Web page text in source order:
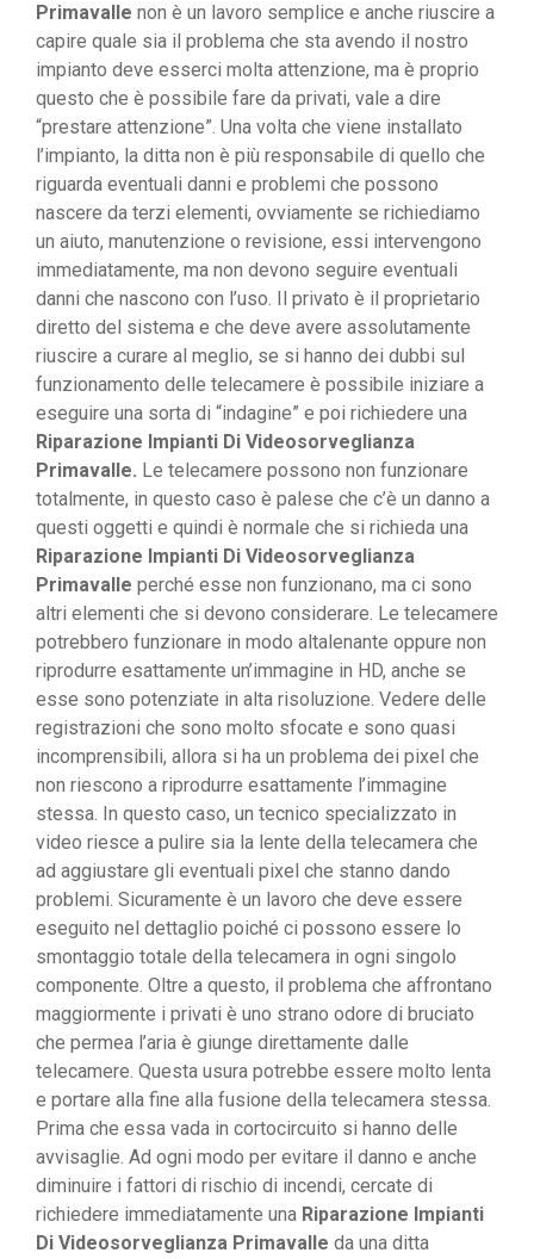
Primavalle non è un lavoro semplice e anche riuscire a
capire quale sia il problema che sta avendo il nostro
impianto deve esserci molta attenzione, ma è proprio
questo che è possibile fare da privati, vale a dire
“prestare attenzione”. Una volta che viene installato
l’impianto, la ditta non è più responsabile di quello che
riguarda eventuali danni e problemi che possono
nascere da terzi elementi, ovviamente se richiediamo
un aiuto, manutenzione o revisione, essi intervengono
immediatamente, ma non devono seguire eventuali
danni che nascono con l’uso. Il privato è il proprietario
diretto del sistema e che deve avere assolutamente
riuscire a curare al meglio, se si hanno dei dubbi sul
funzionamento delle telecamere è possibile iniziare a
eseguire una sorta di “indagine” e poi richiedere una
Riparazione Impianti Di Videosorveglianza
Primavalle. Le telecamere possono non funzionare
totalmente, in questo caso è palese che c’è un danno a
questi oggetti e quindi è normale che si richieda una
Riparazione Impianti Di Videosorveglianza
Primavalle perché esse non funzionano, ma ci sono
altri elementi che si devono considerare. Le telecamere
potrebbero funzionare in modo altalenante oppure non
riprodurre esattamente un’immagine in HD, anche se
esse sono potenziate in alta risoluzione. Vedere delle
registrazioni che sono molto sfocate e sono quasi
incomprensibili, allora si ha un problema dei pixel che
non riescono a riprodurre esattamente l’immagine
stessa. In questo caso, un tecnico specializzato in
video riesce a pulire sia la lente della telecamera che
ad aggiustare gli eventuali pixel che stanno dando
problemi. Sicuramente è un lavoro che deve essere
eseguito nel dettaglio poiché ci possono essere lo
smontaggio totale della telecamera in ogni singolo
componente. Oltre a questo, il problema che affrontano
maggiormente i privati è uno strano odore di bruciato
che permea l’aria è giunge direttamente dalle
telecamere. Questa usura potrebbe essere molto lenta
e portare alla fine alla fusione della telecamera stessa.
Prima che essa vada in cortocircuito si hanno delle
avvisaglie. Ad ogni modo per evitare il danno e anche
diminuire i fattori di rischio di incendi, cercate di
richiedere immediatamente una Riparazione Impianti
Di Videosorveglianza Primavalle da una ditta